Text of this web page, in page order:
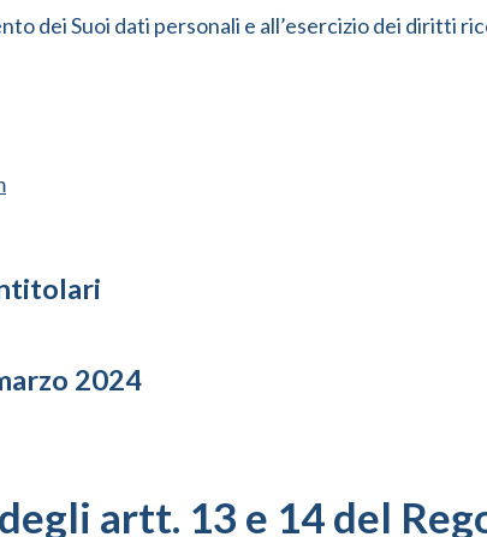
dei Suoi dati personali e all’esercizio dei
2024
artt. 13 e 14 del